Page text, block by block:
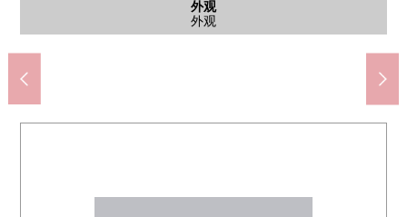
外观
外观
外观
外观
外观
外观
外观
外观
外观
外观
共有部分
贵宾室
共有部分
派对房
共有部分
派对房
共有部分
派对房
共有部分
贵宾室
入口
入口
共有部分
研究房
入口
入口
共有部分
洗衣店
共有部分
洗衣店
共有部分
Fitness Room
院子
院子(屋顶)
共有部分
邸宅名牌
LIFE中野站前店(约760m)
Sun Mall商店街(约590m)
中野丸井店(约590m)
中野区政府机关(约590m)
中野区立中野四季的森公园(约360m)
东京警察医院(约580m)
中野区立和平的森小学(约1150m)
中野区立中野中的学校(约750m)